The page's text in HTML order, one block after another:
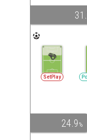
SetPlay
24.9 %